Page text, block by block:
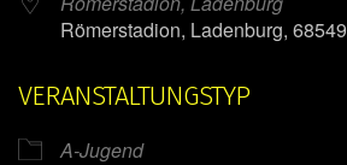
Römerstadion, Ladenburg, 68549
VERANSTALTUNGSTYP
A-Jugend